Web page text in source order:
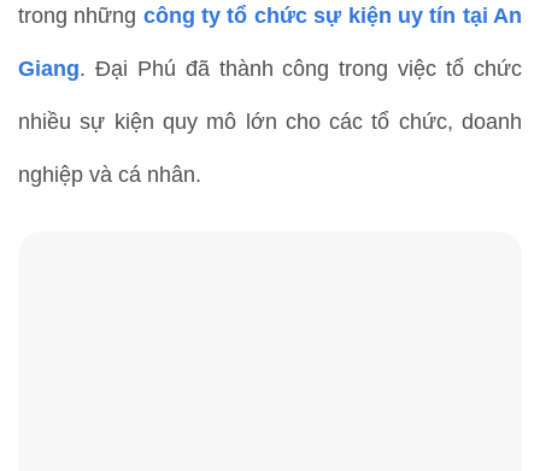
trong những công ty tổ chức sự kiện uy tín tại An
Giang. Đại Phú đã thành công trong việc tổ chức
nhiều sự kiện quy mô lớn cho các tổ chức, doanh
nghiệp và cá nhân.